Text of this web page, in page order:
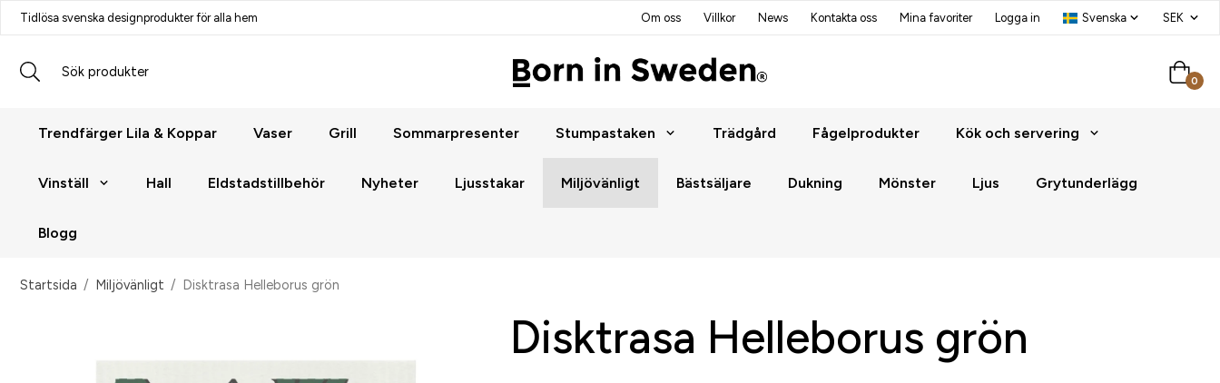
Tidlösa svenska designprodukter för alla hem Om oss Villkor News Kontakta oss Mina favoriter Logga in
0
Trendfärger Lila & Koppar Vaser Grill Sommarpresenter Stumpastaken Trädgård Fågelprodukter Kök och servering
Vinställ Hall Eldstadstillbehör Nyheter Ljusstakar Miljövänligt Bästsäljare Dukning Mönster Ljus Grytunderlägg
Blogg
Startsida / Miljövänligt / Disktrasa Helleborus grön
Disktrasa Helleborus grön